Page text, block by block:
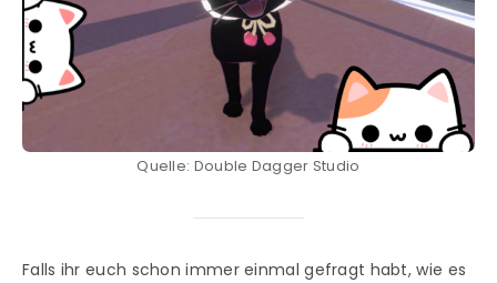
Quelle: Double Dagger Studio
Falls ihr euch schon immer einmal gefragt habt, wie es